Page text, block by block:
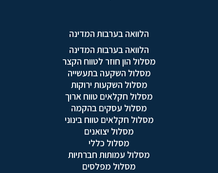
הלוואה בערבות המדינה
הלוואה בערבות המדינה
מסלול הון חוזר לטווח הקצר
מסלול השקעה בתעשייה
מסלול השקעות ירוקות
מסלול חקלאים טווח ארוך
מסלול עסקים בהקמה
מסלול חקלאים טווח בינוני
מסלול יצואנים
מסלול כללי
מסלול עמותות חברתיות
מסלול מפלסים